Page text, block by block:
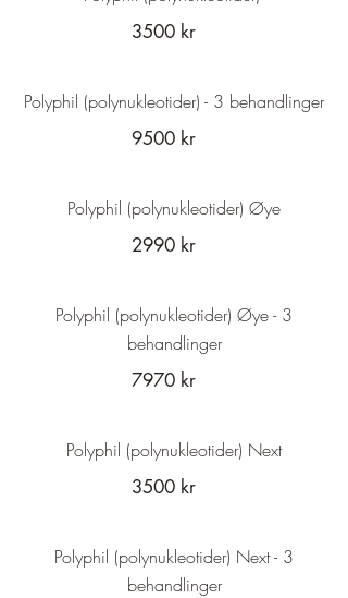
3500 kr
Polyphil (polynukleotider) - 3 behandlinger
9500 kr
Polyphil (polynukleotider) Øye
2990 kr
Polyphil (polynukleotider) Øye - 3
behandlinger
7970 kr
Polyphil (polynukleotider) Next
3500 kr
Polyphil (polynukleotider) Next - 3
behandlinger